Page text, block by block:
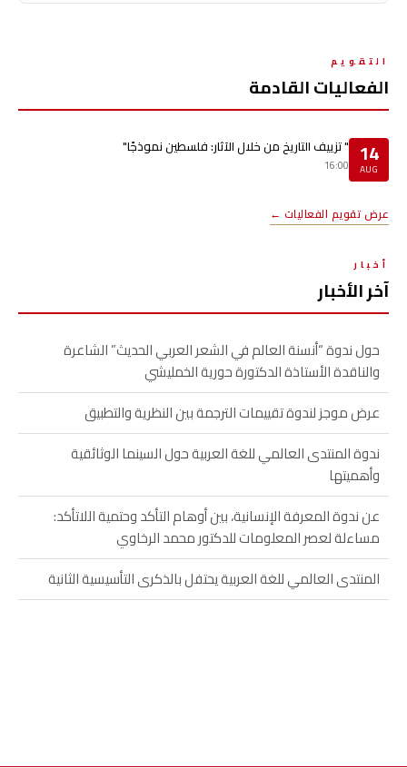
التقويم
الفعاليات القادمة
14
AUG
" تزييف التاريخ من خلال الآثار: فلسطين نموذجًا"
16:00
عرض تقويم الفعاليات ←
أخبار
آخر الأخبار
حول ندوة “أنسنة العالم في الشعر العربي الحديث” الشاعرة
والناقدة الأستاذة الدكتورة حورية الخمليشي
عرض موجز لندوة تقييمات الترجمة بين النظرية والتطبيق
ندوة المنتدى العالمي للغة العربية حول السينما الوثائقية
وأهميتها
عن ندوة المعرفة الإنسانية، بين أوهام التأكد وحتمية اللاتأكد:
مساءلة لعصر المعلومات للدكتور محمد الرخاوي
المنتدى العالمي للغة العربية يحتفل بالذكرى التأسيسية الثانية